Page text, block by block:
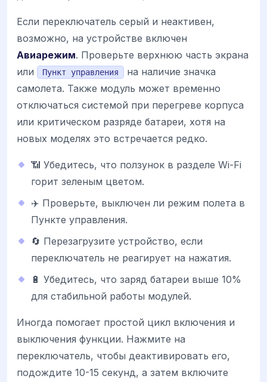
Если переключатель серый и неактивен,
возможно, на устройстве включен
Авиарежим. Проверьте верхнюю часть экрана
или
Пункт управления
на наличие значка
самолета. Также модуль может временно
отключаться системой при перегреве корпуса
или критическом разряде батареи, хотя на
новых моделях это встречается редко.
📶 Убедитесь, что ползунок в разделе Wi-Fi
горит зеленым цветом.
✈️ Проверьте, выключен ли режим полета в
Пункте управления.
🔄 Перезагрузите устройство, если
переключатель не реагирует на нажатия.
🔋 Убедитесь, что заряд батареи выше 10%
для стабильной работы модулей.
Иногда помогает простой цикл включения и
выключения функции. Нажмите на
переключатель, чтобы деактивировать его,
подождите 10-15 секунд, а затем включите